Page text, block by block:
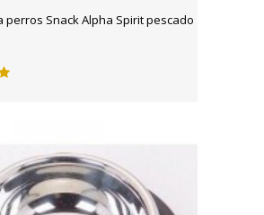
perros Snack Alpha Spirit pescado